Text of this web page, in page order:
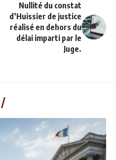
Nullité du constat
d’Huissier de justice
réalisé en dehors du
délai imparti par le
Juge.